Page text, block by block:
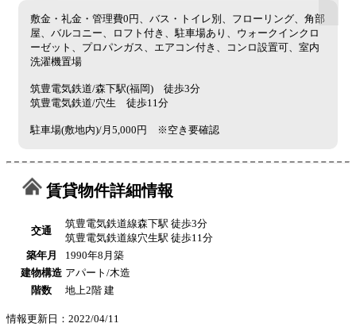
敷金・礼金・管理費0円、バス・トイレ別、フローリング、角部
屋、バルコニー、ロフト付き、駐車場あり、ウォークインクロ
ーゼット、プロパンガス、エアコン付き、コンロ設置可、室内
洗濯機置場
筑豊電気鉄道/森下駅(福岡) 徒歩3分
筑豊電気鉄道/穴生 徒歩11分
駐車場(敷地内)/月5,000円 ※空き要確認
賃貸物件詳細情報
交通
筑豊電気鉄道線森下駅 徒歩3分
筑豊電気鉄道線穴生駅 徒歩11分
築年月
1990年8月築
建物構造 アパート/木造
階数
地上2階 建
情報更新日：2022/04/11